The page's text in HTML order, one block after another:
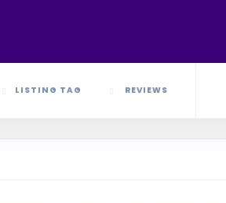
LISTING TAG REVIEWS